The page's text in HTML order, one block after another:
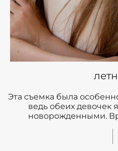
Эта съемка была
ведь обеих девочек
новорожденными.